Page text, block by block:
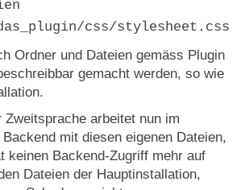
css/stylesheet.css
Ordner und Dateien gemäss Plugin
gemacht werden, so wie
Zweitsprache arbeitet nun im
mit diesen eigenen Dateien,
keinen Backend-Zugriff mehr auf
Dateien der Hauptinstallation,